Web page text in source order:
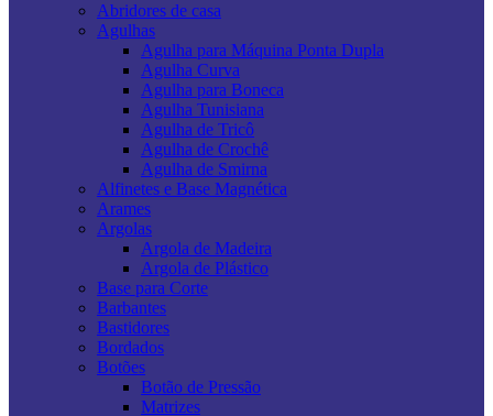
Abridores de casa
Agulhas
Agulha para Máquina Ponta Dupla
Agulha Curva
Agulha para Boneca
Agulha Tunisiana
Agulha de Tricô
Agulha de Crochê
Agulha de Smirna
Alfinetes e Base Magnética
Arames
Argolas
Argola de Madeira
Argola de Plástico
Base para Corte
Barbantes
Bastidores
Bordados
Botões
Botão de Pressão
Matrizes